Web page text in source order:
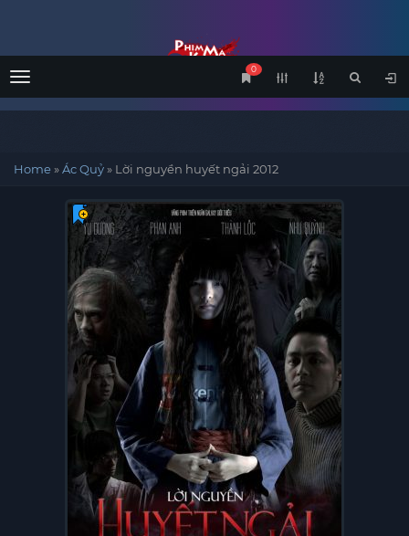
Menu
0
Home»Ác Quỷ» Lời nguyền huyết ngải 2012